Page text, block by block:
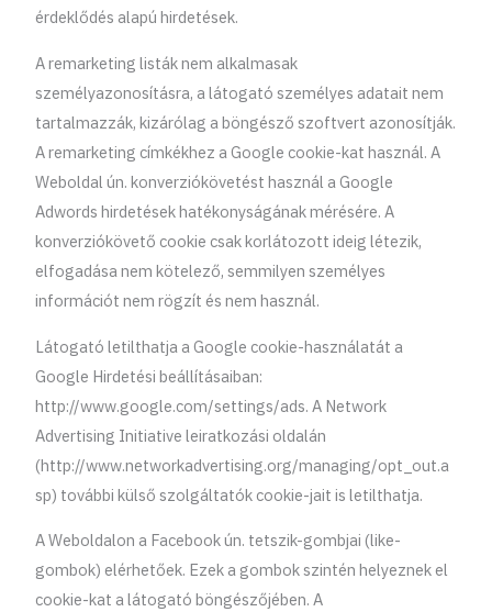
érdeklődés alapú hirdetések.
A remarketing listák nem alkalmasak
személyazonosításra, a látogató személyes adatait nem
tartalmazzák, kizárólag a böngésző szoftvert azonosítják.
A remarketing címkékhez a Google cookie-kat használ. A
Weboldal ún. konverziókövetést használ a Google
Adwords hirdetések hatékonyságának mérésére. A
konverziókövető cookie csak korlátozott ideig létezik,
elfogadása nem kötelező, semmilyen személyes
információt nem rögzít és nem használ.
Látogató letilthatja a Google cookie-használatát a
Google Hirdetési beállításaiban:
http://www.google.com/settings/ads. A Network
Advertising Initiative leiratkozási oldalán
(http://www.networkadvertising.org/managing/opt_out.a
sp) további külső szolgáltatók cookie-jait is letilthatja.
A Weboldalon a Facebook ún. tetszik-gombjai (like-
gombok) elérhetőek. Ezek a gombok szintén helyeznek el
cookie-kat a látogató böngészőjében. A